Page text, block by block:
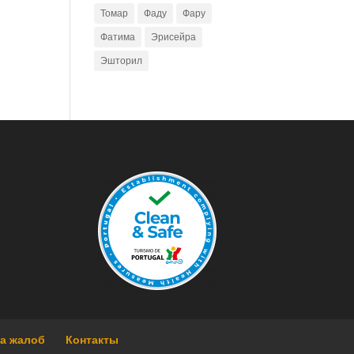
Томар
Фаду
Фару
Фатима
Эрисейра
Эшторил
жалоб Контакты